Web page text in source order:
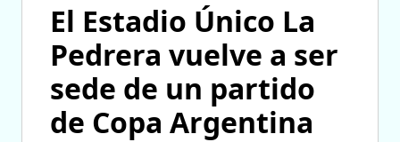
El Estadio Único La
Pedrera vuelve a ser
sede de un partido
de Copa Argentina